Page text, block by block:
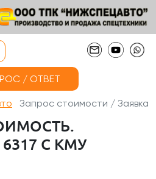
/ ОТВЕТ
Запрос стоимости / Заявка
С КМУ